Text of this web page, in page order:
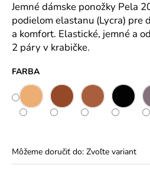
Jemné dámske ponožky Pela
podielom elastanu (Lycra) pre
a komfort. Elastické, jemné a
2 páry v krabičke.
FARBA
Môžeme doručiť do: Zvoľte variant
HĽADAŤ
d
p
ú
č